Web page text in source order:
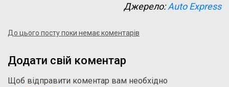
Джерело:Auto Express
До цього посту поки немає коментарів
Додати свій коментар
Щоб відправити коментар вам необхідно